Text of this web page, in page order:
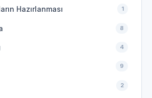
Hazırlanması 1
8
4
9
2